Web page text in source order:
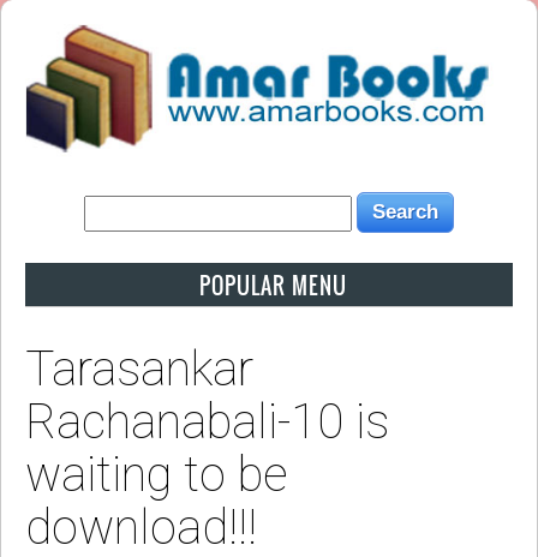
POPULAR MENU
Tarasankar
Rachanabali-10 is
waiting to be
download!!!